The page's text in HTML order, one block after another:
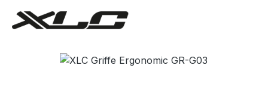
Bildergalerie überspringen